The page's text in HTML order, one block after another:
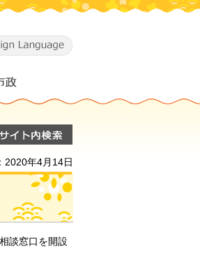
2020年4月14日
談窓口を開設